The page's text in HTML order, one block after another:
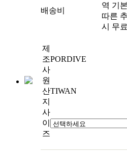
배송비
역 기
따른
시 무
제
조
사
PORDIVE
원
산
지
TIWAN
사
이
즈